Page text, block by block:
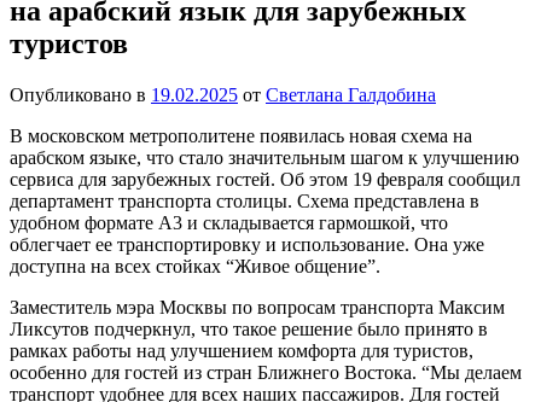
на арабский язык для зарубежных
туристов
Опубликовано в 19.02.2025 от Светлана Галдобина
В московском метрополитене появилась новая схема на
арабском языке, что стало значительным шагом к улучшению
сервиса для зарубежных гостей. Об этом 19 февраля сообщил
департамент транспорта столицы. Схема представлена в
удобном формате А3 и складывается гармошкой, что
облегчает ее транспортировку и использование. Она уже
доступна на всех стойках “Живое общение”.
Заместитель мэра Москвы по вопросам транспорта Максим
Ликсутов подчеркнул, что такое решение было принято в
рамках работы над улучшением комфорта для туристов,
особенно для гостей из стран Ближнего Востока. “Мы делаем
транспорт удобнее для всех наших пассажиров. Для гостей